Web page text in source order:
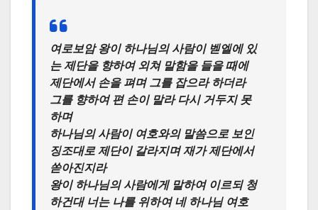
여로보암 왕이 하나님의 사람이 벧엘에 있
는 제단을 향하여 외쳐 말함을 들을 때에
제단에서 손을 펴며 그를 잡으라 하더라
그를 향하여 편 손이 말라 다시 거두지 못
하며
하나님의 사람이 여호와의 말씀으로 보인
징조대로 제단이 갈라지며 재가 제단에서
쏟아진지라
왕이 하나님의 사람에게 말하여 이르되 청
하건대 너는 나를 위하여 네 하나님 여호